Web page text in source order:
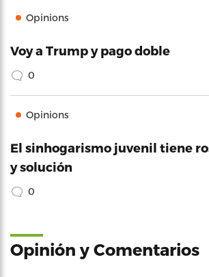
Opinions
Voy a Trump y pago doble
0
Opinions
El sinhogarismo juvenil tiene
y solución
0
Opinión y Comentarios